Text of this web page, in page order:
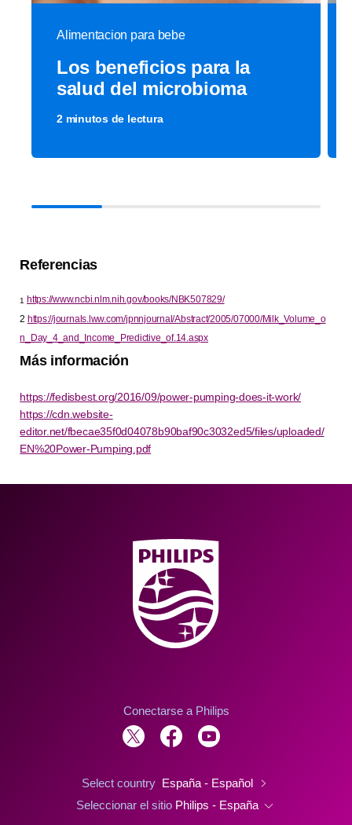
Alimentacion para bebe
Los beneficios para la
salud del microbioma
2 minutos de lectura
Referencias
1 https://www.ncbi.nlm.nih.gov/books/NBK507829/
2 https://journals.lww.com/jpnnjournal/Abstract/2005/07000/Milk_Volume_o
n_Day_4_and_Income_Predictive_of.14.aspx
Más información
https://fedisbest.org/2016/09/power-pumping-does-it-work/
https://cdn.website-
editor.net/fbecae35f0d04078b90baf90c3032ed5/files/uploaded/
EN%20Power-Pumping.pdf
Conectarse a Philips
Select country España - Español
Seleccionar el sitio Philips - España